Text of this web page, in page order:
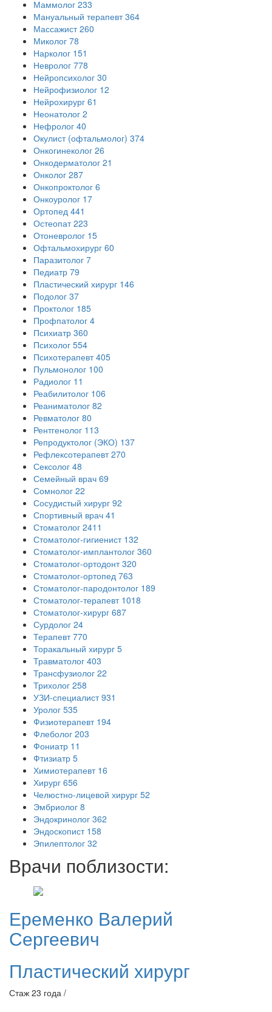
Маммолог 233
Мануальный терапевт 364
Массажист 260
Миколог 78
Нарколог 151
Невролог 778
Нейропсихолог 30
Нейрофизиолог 12
Нейрохирург 61
Неонатолог 2
Нефролог 40
Окулист (офтальмолог) 374
Онкогинеколог 26
Онкодерматолог 21
Онколог 287
Онкопроктолог 6
Онкоуролог 17
Ортопед 441
Остеопат 223
Отоневролог 15
Офтальмохирург 60
Паразитолог 7
Педиатр 79
Пластический хирург 146
Подолог 37
Проктолог 185
Профпатолог 4
Психиатр 360
Психолог 554
Психотерапевт 405
Пульмонолог 100
Радиолог 11
Реабилитолог 106
Реаниматолог 82
Ревматолог 80
Рентгенолог 113
Репродуктолог (ЭКО) 137
Рефлексотерапевт 270
Сексолог 48
Семейный врач 69
Сомнолог 22
Сосудистый хирург 92
Спортивный врач 41
Стоматолог 2411
Стоматолог-гигиенист 132
Стоматолог-имплантолог 360
Стоматолог-ортодонт 320
Стоматолог-ортопед 763
Стоматолог-пародонтолог 189
Стоматолог-терапевт 1018
Стоматолог-хирург 687
Сурдолог 24
Терапевт 770
Торакальный хирург 5
Травматолог 403
Трансфузиолог 22
Трихолог 258
УЗИ-специалист 931
Уролог 535
Физиотерапевт 194
Флеболог 203
Фониатр 11
Фтизиатр 5
Химиотерапевт 16
Хирург 656
Челюстно-лицевой хирург 52
Эмбриолог 8
Эндокринолог 362
Эндоскопист 158
Эпилептолог 32
Врачи поблизости:
Еременко Валерий
Сергеевич
Пластический хирург
Стаж 23 года /